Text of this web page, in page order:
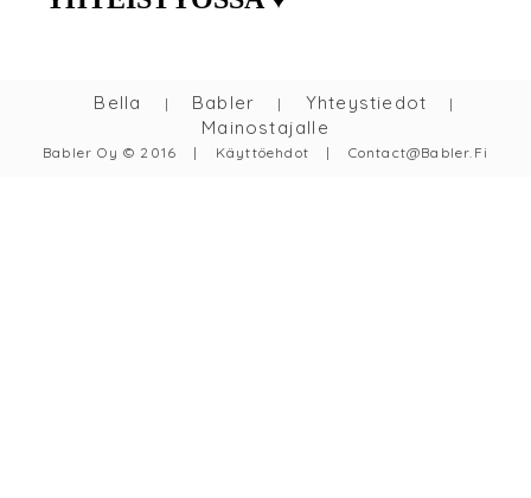
Bella | Babler | Yhteystiedot |
Mainostajalle
Babler Oy © 2016 | Käyttöehdot | Contact@babler.fi